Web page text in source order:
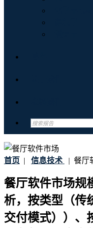
首页 | 信息技术 | 餐厅
餐厅软件市场规
析，按类型（传
交付模式））、